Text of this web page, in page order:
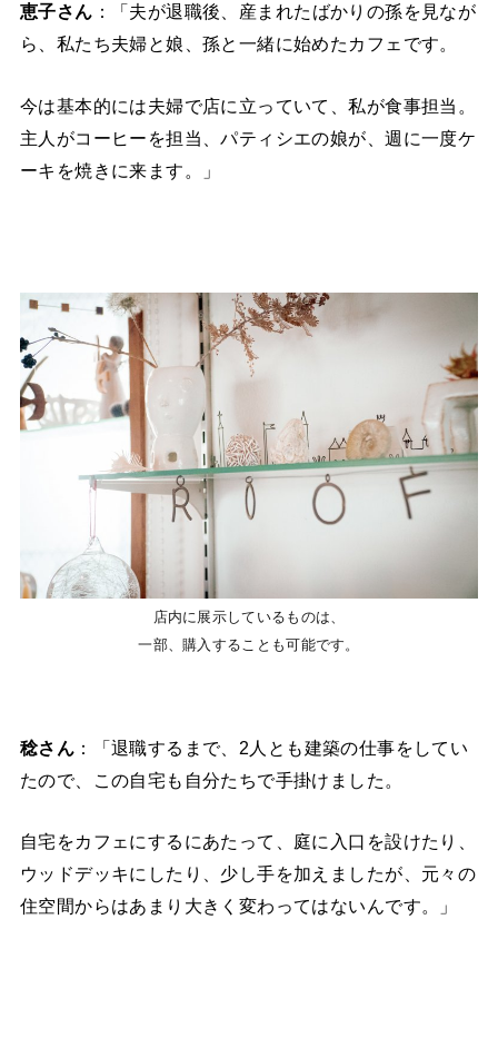
恵子さん ：「夫が退職後、産まれたばかりの孫を見なが
ら、私たち夫婦と娘、孫と一緒に始めたカフェです。
今は基本的には夫婦で店に立っていて、私が食事担当。
主人がコーヒーを担当、パティシエの娘が、週に一度ケ
ーキを焼きに来ます。」
店内に展示しているものは、
一部、購入することも可能です。
稔さん ：「退職するまで、2人とも建築の仕事をしてい
たので、この自宅も自分たちで手掛けました。
自宅をカフェにするにあたって、庭に入口を設けたり、
ウッドデッキにしたり、少し手を加えましたが、元々の
住空間からはあまり大きく変わってはないんです。」